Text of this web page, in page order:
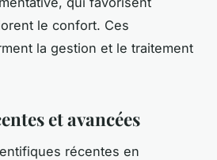
le confort. Ces
la gestion et le traitement
et avancées
récentes en